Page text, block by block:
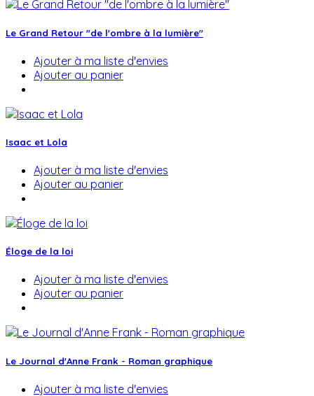
Le Grand Retour "de l'ombre à la lumière"
Ajouter à ma liste d'envies
Ajouter au panier
Isaac et Lola
Ajouter à ma liste d'envies
Ajouter au panier
Éloge de la loi
Ajouter à ma liste d'envies
Ajouter au panier
Le Journal d'Anne Frank - Roman graphique
Ajouter à ma liste d'envies